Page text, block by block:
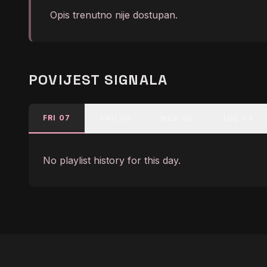
Opis trenutno nije dostupan.
POVIJEST SIGNALA
FRI 07
No playlist history for this day.